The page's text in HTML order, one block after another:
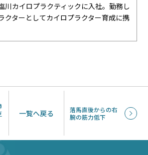
川カイロプラクティックに入社。勤務し
クターとしてカイロプラクター育成に携
一覧へ戻る
落馬直後からの右
腕の筋力低下